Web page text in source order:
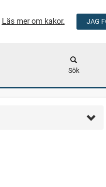
Läs mer om kakor. JAG
Sök